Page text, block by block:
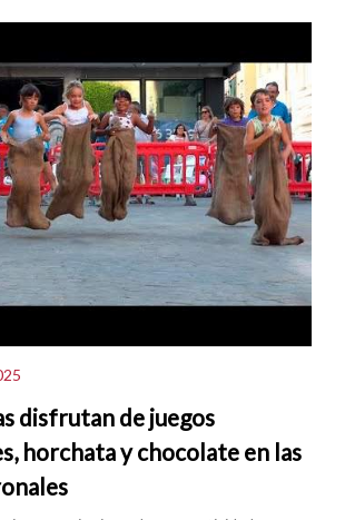
disfrutan de juegos
horchata y chocolate en las